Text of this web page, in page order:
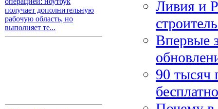
получает дополнительную
рабочую область, но
выполняет те...
Ливия и
Впервые
90 тысяч
бесплатно